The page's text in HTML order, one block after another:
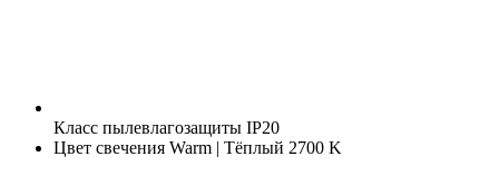
Класс пылевлагозащиты IP20
Цвет свечения Warm | Тёплый 2700 K